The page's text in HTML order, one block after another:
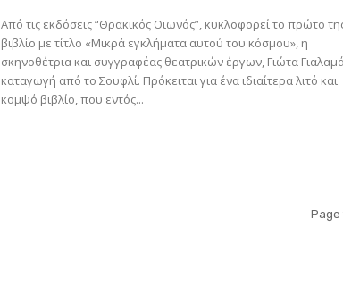
Από τις εκδόσεις “Θρακικός Οιωνός”, κυκλοφορεί το πρώτο
βιβλίο με τίτλο «Μικρά εγκλήματα αυτού του κόσμου», η
σκηνοθέτρια και συγγραφέας θεατρικών έργων, Γιώτα
καταγωγή από το Σουφλί. Πρόκειται για ένα ιδιαίτερα λιτό και
κομψό βιβλίο, που εντός...
Page